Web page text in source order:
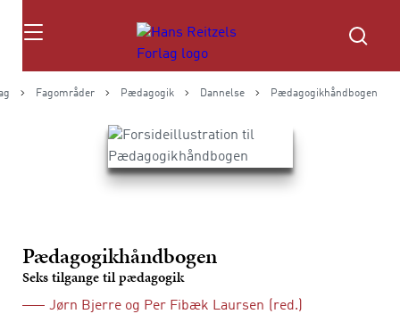
Søg
Fagområder Pædagogik Dannelse Pædagogikhåndbogen
Pædagogikhåndbogen
Seks tilgange til pædagogik
Jørn Bjerre og Per Fibæk Laursen (red.)